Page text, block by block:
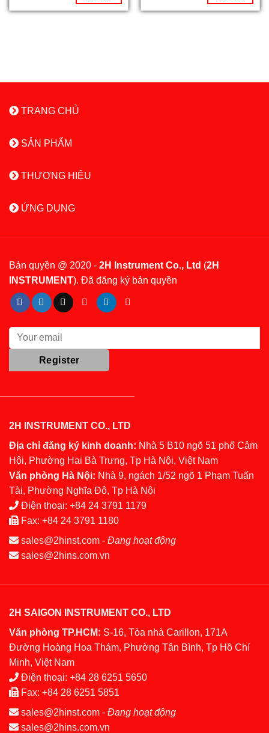
TRANG CHỦ
SẢN PHẨM
THƯƠNG HIỆU
ỨNG DỤNG
Bản quyền @ 2020 - 2H Instrument Co., Ltd (2H
INSTRUMENT). Đã đăng ký bản quyền
2H INSTRUMENT CO., LTD
Địa chỉ đăng ký kinh doanh: Nhà 5 B10 ngõ 51 phố Cảm
Hội, Phường Hai Bà Trưng, Tp Hà Nội, Việt Nam
Văn phòng Hà Nội: Nhà 9, ngách 1/52 ngõ 1 Phạm Tuấn
Tài, Phường Nghĩa Đô, Tp Hà Nội
Điện thoại: +84 24 3791 1179
Fax: +84 24 3791 1180
sales@2hinst.com - Đang hoạt động
sales@2hins.com.vn
2H SAIGON INSTRUMENT CO., LTD
Văn phòng TP.HCM: S-16, Tòa nhà Carillon, 171A
Đường Hoàng Hoa Thám, Phường Tân Bình, Tp Hồ Chí
Minh, Việt Nam
Điện thoại: +84 28 6251 5650
Fax: +84 28 6251 5851
sales@2hinst.com - Đang hoạt động
sales@2hins.com.vn